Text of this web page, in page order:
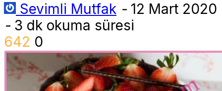
Sevimli Mutfak - 12 Mart 2020
-3 dk okuma süresi
642 0